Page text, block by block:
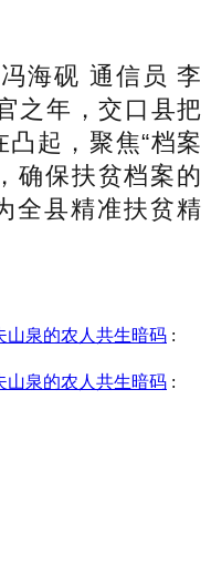
砚 通信员 李
之年，交口县把
起，聚焦“档案
确保扶贫档案的
全县精准扶贫精
山泉的农人共生暗码 :
山泉的农人共生暗码 :